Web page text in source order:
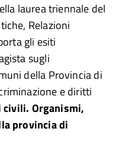
laurea triennale del
Relazioni
gli esiti
sugli
della Provincia di
e diritti
Organismi,
provincia di